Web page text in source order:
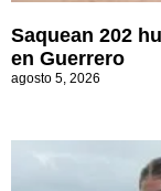
Saquean 202
en Guerrero
agosto 5, 2026